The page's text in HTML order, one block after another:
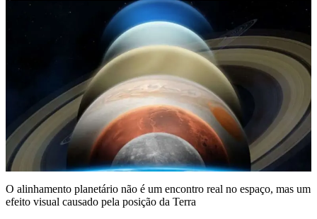
O alinhamento planetário não é um encontro real no espaço, mas um
efeito visual causado pela posição da Terra